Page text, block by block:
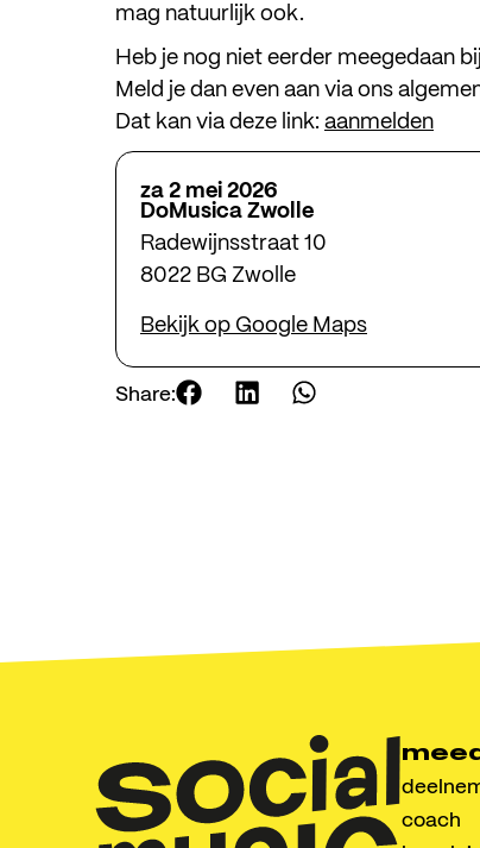
mag natuurlijk ook.
Heb je nog niet eerder meegedaan
Meld je dan even aan via ons
Dat kan via deze link: aanmelden
za 2 mei 2026
DoMusica Zwolle
Radewijnsstraat 10
8022 BG Zwolle
Bekijk op Google Maps
Share:
coach